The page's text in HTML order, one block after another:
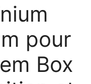
pour
Box